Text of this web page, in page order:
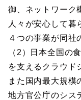
御、ネットワーク
人々が安心して暮
４つの事業が同社
（2）日本全国の
を支えるクラウド
また国内最大規模
地方官公庁のシス